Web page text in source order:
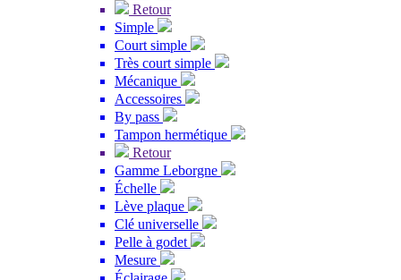
Retour
Simple
Court simple
Très court simple
Mécanique
Accessoires
By pass
Tampon hermétique
Retour
Gamme Leborgne
Échelle
Lève plaque
Clé universelle
Pelle à godet
Mesure